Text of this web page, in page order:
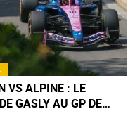
VS ALPINE : LE
GASLY AU GP DE